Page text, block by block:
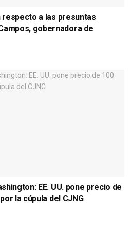
respecto a las presuntas
gobernadora de
EE. UU. pone precio de
la cúpula del CJNG